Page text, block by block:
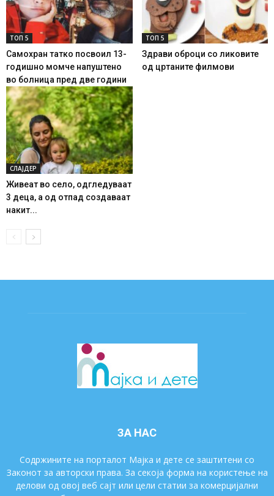
ТОП 5
Самохран татко посвоил 13-
годишно момче напуштено
во болница пред две години
ТОП 5
Здрави оброци со ликовите
од цртаните филмови
СЛАЈДЕР
Живеат во село, одгледуваат
3 деца, а од отпад создаваат
накит...
ЗА НАС
Содржините на порталот Мајка и дете се заштитени со
Законот за авторски права. За секоја форма на користење на
делови од овој веб сајт или цели статии за комерцијални